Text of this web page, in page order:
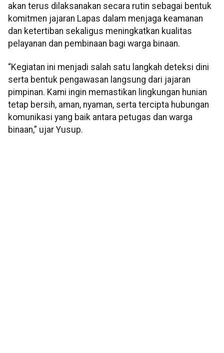
akan terus dilaksanakan secara rutin sebagai bentuk
komitmen jajaran Lapas dalam menjaga keamanan
dan ketertiban sekaligus meningkatkan kualitas
pelayanan dan pembinaan bagi warga binaan.
“Kegiatan ini menjadi salah satu langkah deteksi dini
serta bentuk pengawasan langsung dari jajaran
pimpinan. Kami ingin memastikan lingkungan hunian
tetap bersih, aman, nyaman, serta tercipta hubungan
komunikasi yang baik antara petugas dan warga
binaan,” ujar Yusup.